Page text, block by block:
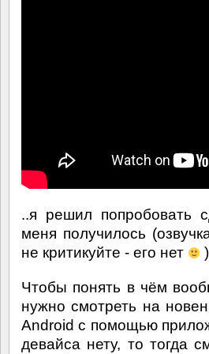
..я решил попробовать
меня получилось
не критикуйте - его нет
Чтобы понять в чём
нужно смотреть на
Android с помощью
девайса нету, то тогда